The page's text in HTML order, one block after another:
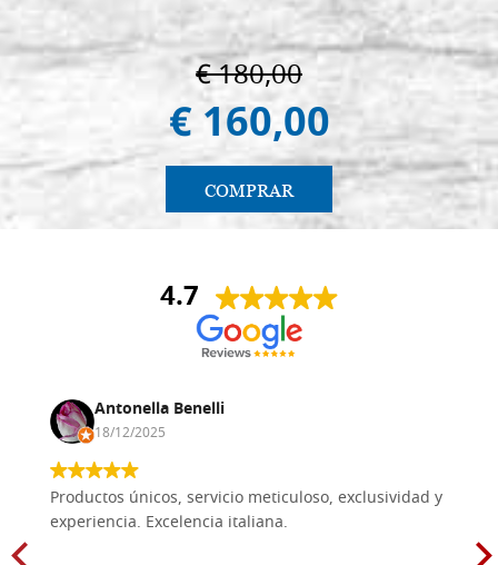
€ 180,00
€ 160,00
COMPRAR
4.7
Antonella Benelli
18/12/2025
Productos únicos, servicio meticuloso, exclusividad y
experiencia. Excelencia italiana.